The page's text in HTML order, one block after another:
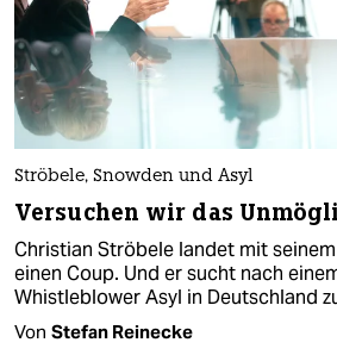
Ströbele, Snowden und Asyl
Versuchen wir das
Christian Ströbele landet mit
einen Coup. Und er sucht nach
Whistleblower Asyl in Deutschland
Von Stefan Reinecke